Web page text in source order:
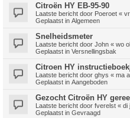
Citroën HY EB-95-90
Laatste bericht door Poeroet «
Geplaatst in Algemeen
Snelheidsmeter
Laatste bericht door John « wo
Geplaatst in Versnellingsbak
Citroen HY
Laatste bericht door ghys « ma
Geplaatst in Aangeboden
Gezocht Citroën HY
Laatste bericht door fverelst « di
Geplaatst in Gevraagd